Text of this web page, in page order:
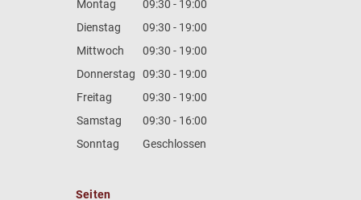
Montag
09:30 - 19:00
Dienstag
09:30 - 19:00
Mittwoch
09:30 - 19:00
Donnerstag
09:30 - 19:00
Freitag
09:30 - 19:00
Samstag
09:30 - 16:00
Sonntag
Geschlossen
Seiten